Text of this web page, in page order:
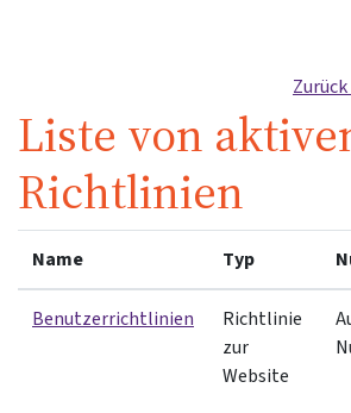
Liste von
Richtlinien
Name Typ
Benutzerrichtlinien
Richtlinie
zur
Website